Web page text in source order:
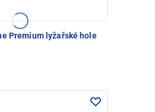
Premium lyžařské hole